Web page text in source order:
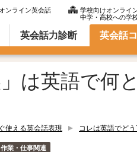
ンライン英会話
学校向けオンライ
中学・高校への学
表現）英会話力診断 英会話
」は英語で何
使える英会話表現 コレは英語でどう
作業・仕事関連